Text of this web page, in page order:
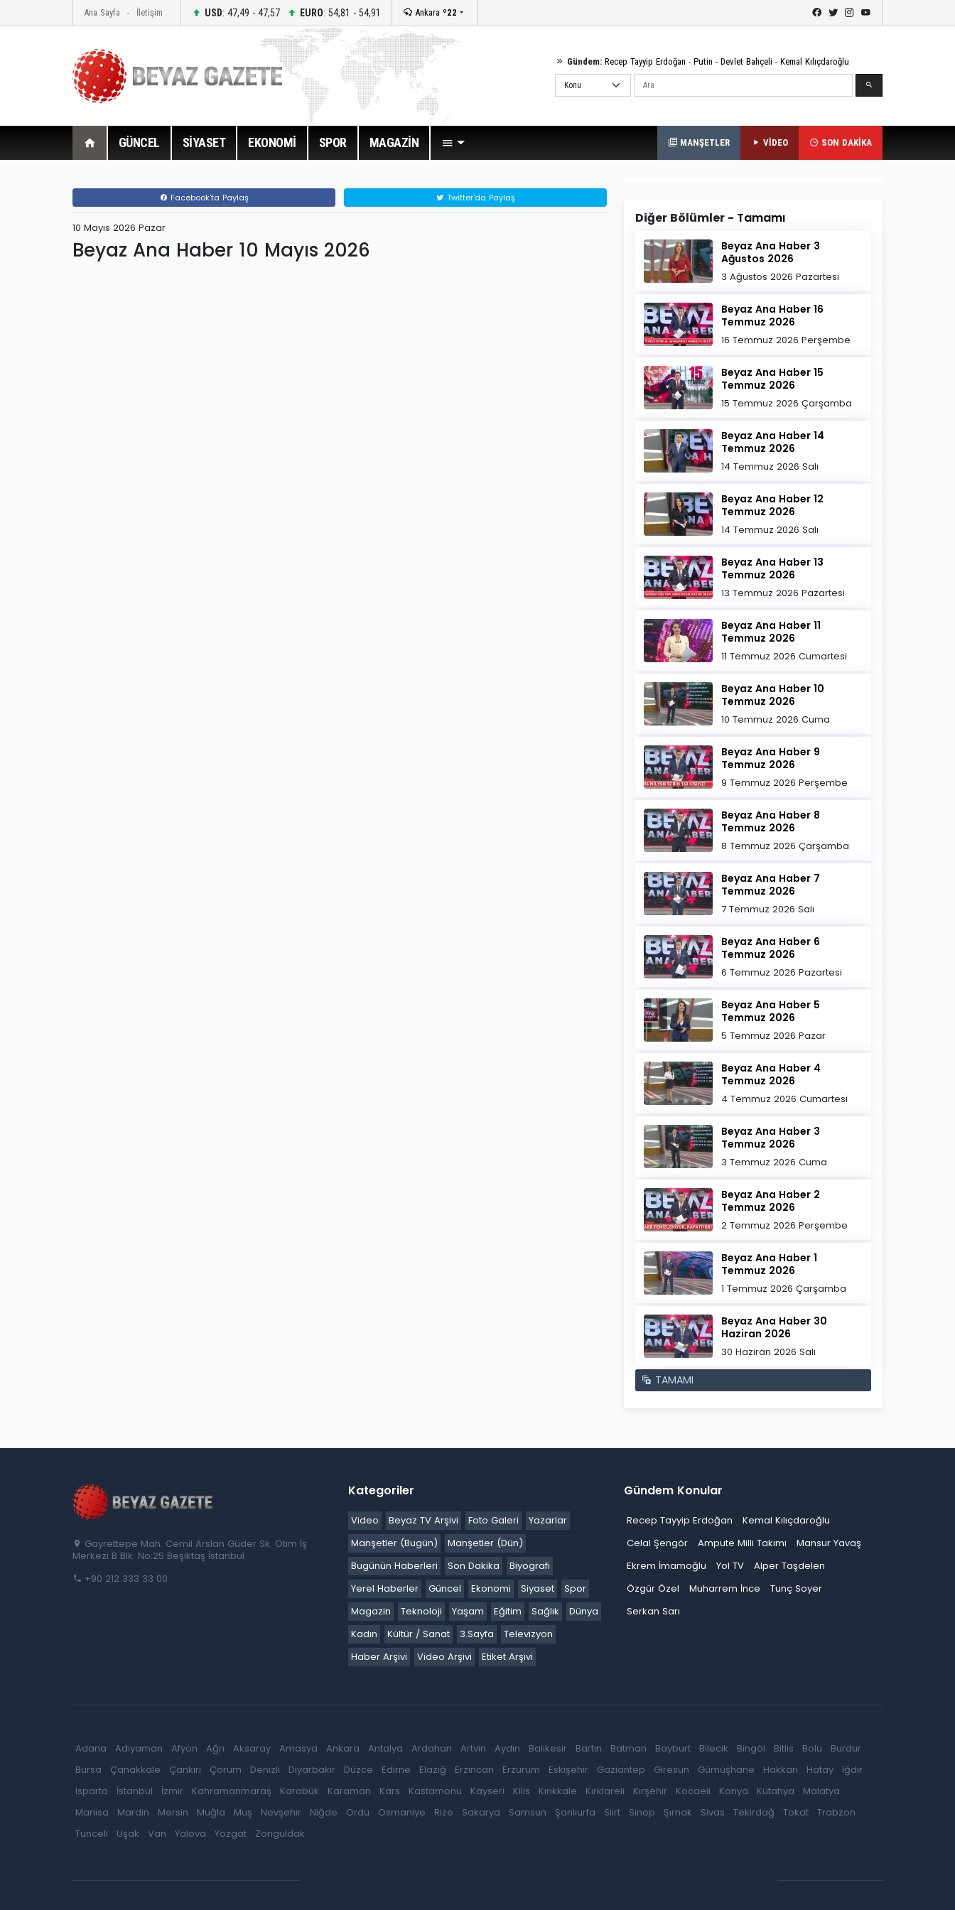
Ana Sayfa İletişim USD: 47,49 - 47,57 EURO: 54,81 - 54,91 Ankara º22
Gündem: Recep Tayyip Erdoğan - Putin - Devlet Bahçeli - Kemal Kılıçdaroğlu
Ara
GÜNCEL SİYASET EKONOMİ SPOR MAGAZİN MANŞETLER VİDEO SON DAKİKA
Facebook'ta Paylaş Twitter'da Paylaş
10 Mayıs 2026 Pazar
Beyaz Ana Haber 10 Mayıs 2026
Diğer Bölümler - Tamamı
Beyaz Ana Haber 3
Ağustos 2026
3 Ağustos 2026 Pazartesi
Beyaz Ana Haber 16
Temmuz 2026
16 Temmuz 2026 Perşembe
Beyaz Ana Haber 15
Temmuz 2026
15 Temmuz 2026 Çarşamba
Beyaz Ana Haber 14
Temmuz 2026
14 Temmuz 2026 Salı
Beyaz Ana Haber 12
Temmuz 2026
14 Temmuz 2026 Salı
Beyaz Ana Haber 13
Temmuz 2026
13 Temmuz 2026 Pazartesi
Beyaz Ana Haber 11
Temmuz 2026
11 Temmuz 2026 Cumartesi
Beyaz Ana Haber 10
Temmuz 2026
10 Temmuz 2026 Cuma
Beyaz Ana Haber 9
Temmuz 2026
9 Temmuz 2026 Perşembe
Beyaz Ana Haber 8
Temmuz 2026
8 Temmuz 2026 Çarşamba
Beyaz Ana Haber 7
Temmuz 2026
7 Temmuz 2026 Salı
Beyaz Ana Haber 6
Temmuz 2026
6 Temmuz 2026 Pazartesi
Beyaz Ana Haber 5
Temmuz 2026
5 Temmuz 2026 Pazar
Beyaz Ana Haber 4
Temmuz 2026
4 Temmuz 2026 Cumartesi
Beyaz Ana Haber 3
Temmuz 2026
3 Temmuz 2026 Cuma
Beyaz Ana Haber 2
Temmuz 2026
2 Temmuz 2026 Perşembe
Beyaz Ana Haber 1
Temmuz 2026
1 Temmuz 2026 Çarşamba
Beyaz Ana Haber 30
Haziran 2026
30 Haziran 2026 Salı
TAMAMI
Gayrettepe Mah. Cemil Arslan Güder Sk. Otim İş
Merkezi B Blk. No:25 Beşiktaş İstanbul
+90 212 333 33 00
Kategoriler
Video Beyaz TV Arşivi Foto Galeri
Yazarlar
Manşetler (Bugün)
Manşetler (Dün)
Bugünün Haberleri
Son Dakika
Biyografi
Yerel Haberler
Güncel Ekonomi Siyaset
Spor
Magazin
Teknoloji Yaşam Eğitim Sağlık
Dünya
Kadın
Kültür / Sanat 3.Sayfa
Televizyon
Haber Arşivi
Video Arşivi Etiket Arşivi
Gündem Konular
Recep Tayyip Erdoğan
Kemal Kılıçdaroğlu
Celal Şengör
Ampute Milli Takımı
Mansur Yavaş
Ekrem İmamoğlu
Yol TV
Alper Taşdelen
Özgür Özel
Muharrem İnce
Tunç Soyer
Serkan Sarı
Adana Adıyaman Afyon Ağrı Aksaray Amasya Ankara Antalya Ardahan Artvin Aydın Balıkesir Bartın Batman Bayburt Bilecik Bingöl Bitlis Bolu
Burdur
Bursa
Çanakkale Çankırı Çorum Denizli Diyarbakır Düzce Edirne Elazığ Erzincan Erzurum Eskişehir Gaziantep Giresun Gümüşhane Hakkari Hatay
Iğdır
Isparta
İstanbul İzmir Kahramanmaraş Karabük Karaman Kars Kastamonu Kayseri Kilis Kırıkkale Kırklareli Kırşehir Kocaeli Konya Kütahya
Malatya
Manisa
Mardin Mersin Muğla Muş Nevşehir Niğde Ordu Osmaniye Rize Sakarya Samsun Şanlıurfa Siirt Sinop Şırnak Sivas Tekirdağ Tokat
Trabzon
Tunceli
Uşak Van Yalova Yozgat Zonguldak